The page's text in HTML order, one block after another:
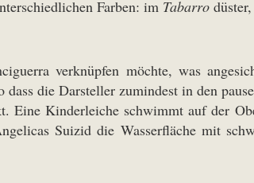
Farben: im Tabarro
verknüpfen möchte, was
die Darsteller zumindest in den
Eine Kinderleiche schwimmt auf der
Suizid die Wasserfläche mit